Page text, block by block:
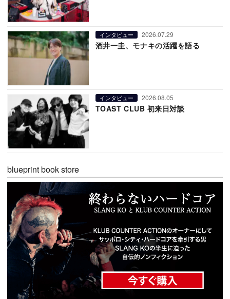
インタビュー 2026.07.29
酒井一圭、モナキの活躍を語る
インタビュー 2026.08.05
TOAST CLUB 初来日対談
blueprint book store